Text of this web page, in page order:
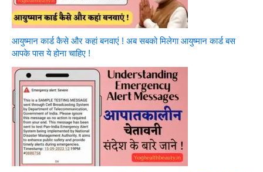
आयुष्मान कार्ड कैसे और कहां बनवाएं ! अब सबको मिलेगा आयुष्मान कार्ड बस
आपके पास ये होना चाहिए !